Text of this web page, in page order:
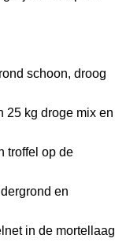
schoon, droog
25 kg droge mix en
troffel op de
en
in de mortellaag